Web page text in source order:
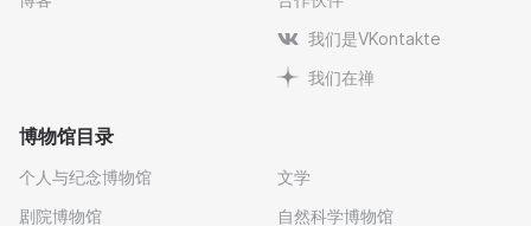
我们是VKontakte
我们在禅
博物馆目录
个人与纪念博物馆
剧院博物馆
文学
自然科学博物馆